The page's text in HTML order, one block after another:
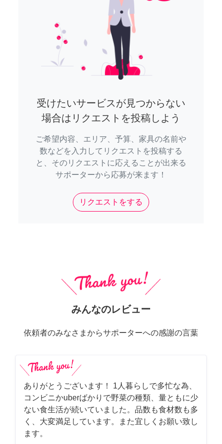
受けたいサービスが見つからない
場合はリクエストを投稿しよう
ご希望内容、エリア、予算、家具の名前や
数などを入力してリクエストを投稿する
と、そのリクエストに応えることが出来る
サポーターから応募が来ます！
リクエストをする
みんなのレビュー
依頼者のみなさまからサポーターへの感謝の言葉
ありがとうございます！ 1人暮らしで多忙な為、
コンビニかuberばかりで野菜の種類、量ともに少
ない食生活が続いていました。品数も食材数も多
く、大変満足しています。また宜しくお願い致し
ます。